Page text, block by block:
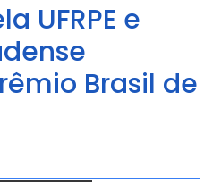
UFRPE e
Brasil de